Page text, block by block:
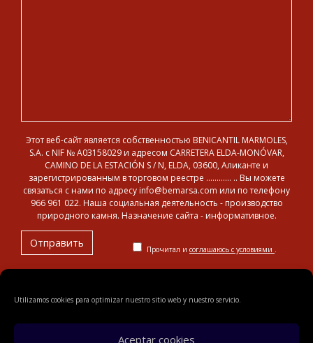
Utilizamos cookies para optimizar nuestro sitio web y nuestro servicio.
Aceptar cookies
Этот веб-сайт является собственностью BENICANTIL MARMOLES,
S.A. с NIF № A03158029 и адресом CARRETERA ELDA-MONÓVAR,
CAMINO DE LA ESTACIÓN S / N, ELDA, 03600, Аликанте и
зарегистрированным в торговом реестре ………… .. Вы можете
связаться с нами по адресу info@bemarsa.com или по телефону
966 961 022. Наша социальная деятельность - производство
природного камня. Назначение сайта - информативное.
Прочитал и соглашаюсь с условиями .
© 2018 Benicantil Mármoles, S.A.Legal notification
Privacy
policy
Политика cookies карта сайта